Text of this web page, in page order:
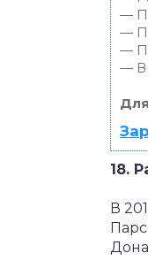
—
—
—
—
18.
В